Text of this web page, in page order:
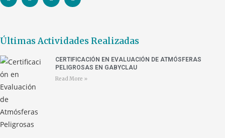
Últimas Actividades Realizadas
CERTIFICACIÓN EN EVALUACIÓN DE ATMÓSFERAS
PELIGROSAS EN GABYCLAU
Read More »